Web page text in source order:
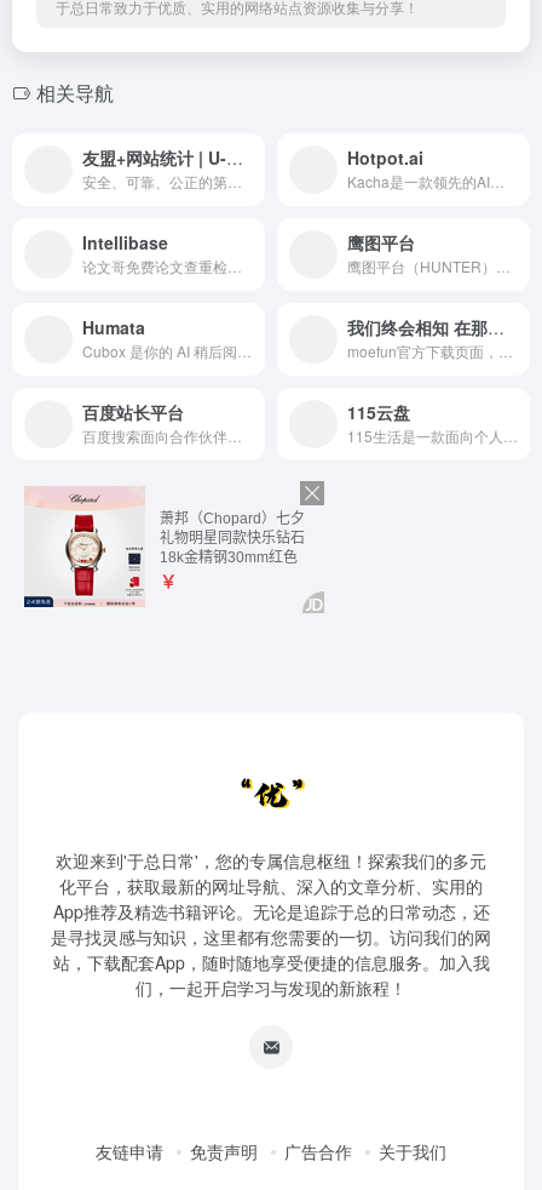
于总日常致力于优质、实用的网络站点资源收集与分享！
相关导航
友盟+网站统计 | U-Web | 即安即用，实时统计网站流量数据 Hotpot.ai
Intellibase 鹰图平台
Humata 我们终会相知 在那悠远的苍穹
百度站长平台 115云盘
欢迎来到'于总日常'，您的专属信息枢纽！探索我们的多元
化平台，获取最新的网址导航、深入的文章分析、实用的
App推荐及精选书籍评论。无论是追踪于总的日常动态，还
是寻找灵感与知识，这里都有您需要的一切。访问我们的网
站，下载配套App，随时随地享受便捷的信息服务。加入我
们，一起开启学习与发现的新旅程！
友链申请 免责声明 广告合作 关于我们